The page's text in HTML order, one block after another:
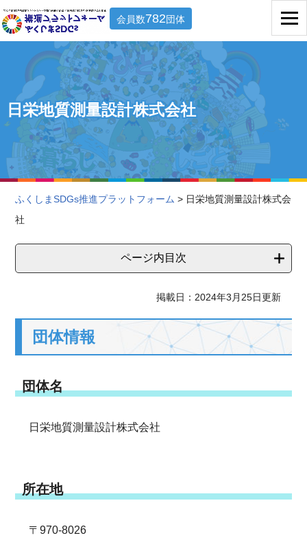
会員数782団体
日栄地質測量設計株式会社
ふくしまSDGs推進プラットフォーム > 日栄地質測量設計株式会
社
ページ内目次
掲載日：2024年3月25日更新
団体情報
団体名
日栄地質測量設計株式会社
所在地
〒970-8026